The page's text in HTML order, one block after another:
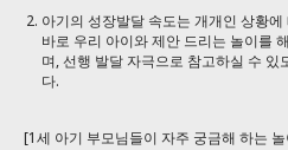
아기의 성장발달 속도는 개개인 상황
바로 우리 아이와 제안 드리는 놀이를
며, 선행 발달 자극으로 참고하실 수
다.
[1세 아기 부모님들이 자주 궁금해 하는